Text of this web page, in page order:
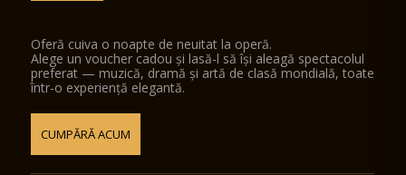
Oferă cuiva o noapte de neuitat la operă.
Alege un voucher cadou și lasă-l să își aleagă spectacolul
preferat — muzică, dramă și artă de clasă mondială, toate
într-o experiență elegantă.
CUMPĂRĂ ACUM